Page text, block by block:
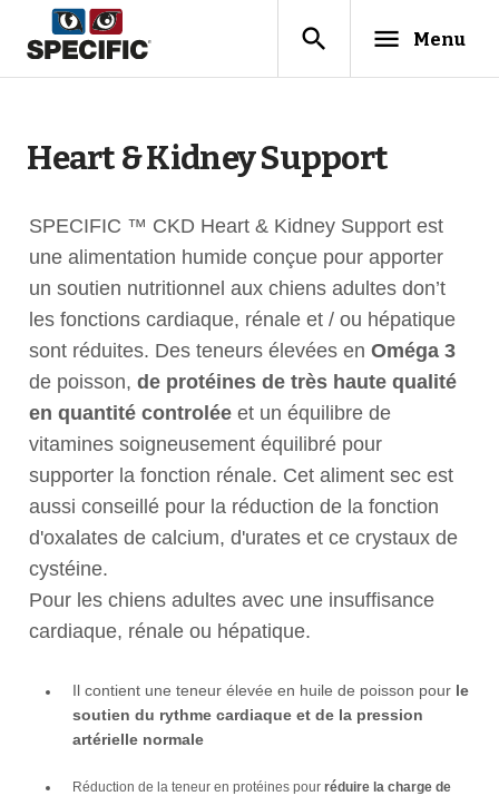
search menu Menu
Heart & Kidney Support
SPECIFIC ™ CKD Heart & Kidney Support est
une alimentation humide conçue pour apporter
un soutien nutritionnel aux chiens adultes don’t
les fonctions cardiaque, rénale et / ou hépatique
sont réduites. Des teneurs élevées en Oméga 3
de poisson, de protéines de très haute qualité
en quantité controlée et un équilibre de
vitamines soigneusement équilibré pour
supporter la fonction rénale. Cet aliment sec est
aussi conseillé pour la réduction de la fonction
d'oxalates de calcium, d'urates et ce crystaux de
cystéine.
Pour les chiens adultes avec une insuffisance
cardiaque, rénale ou hépatique.
Il contient une teneur élevée en huile de poisson pour le
soutien du rythme cardiaque et de la pression
artérielle normale
Réduction de la teneur en protéines pourréduire la charge de